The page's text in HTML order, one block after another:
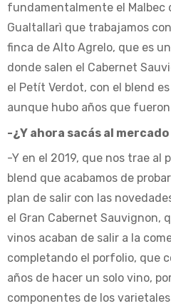
fundamentalmente el Malbec
Gualtallarì que trabajamos
finca de Alto Agrelo, que es
donde salen el Cabernet
el Petít Verdot, con el blend
aunque hubo años que
-¿Y ahora sacás al mercado
-Y en el 2019, que nos trae al
blend que acabamos de
plan de salir con las
el Gran Cabernet Sauvignon,
vinos acaban de salir a la
completando el porfolio, que
años de hacer un solo vino,
componentes de los